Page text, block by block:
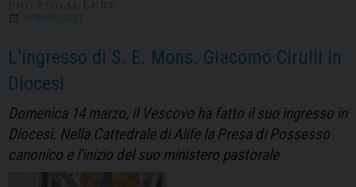
16 MARZO 2021
L’ingresso di S. E. Mons. Giacomo Cirulli in
Diocesi
Domenica 14 marzo, il Vescovo ha fatto il suo ingresso in
Diocesi. Nella Cattedrale di Alife la Presa di Possesso
canonico e l'inizio del suo ministero pastorale